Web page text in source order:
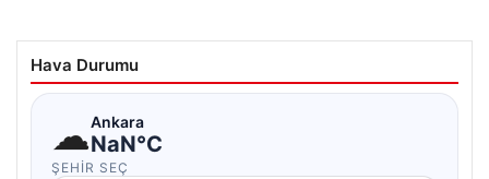
Hava Durumu
☁Ankara
NaN°C
ŞEHIR SEÇ